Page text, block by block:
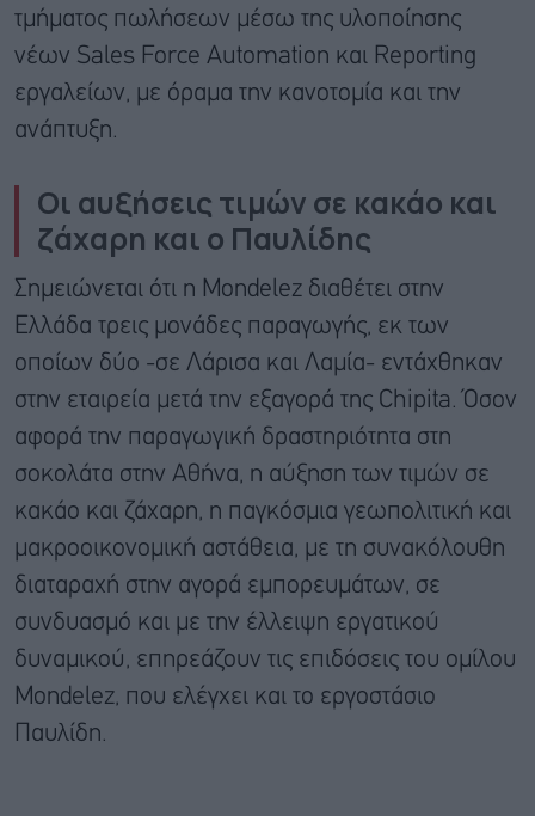
τμήματος πωλήσεων μέσω της υλοποίησης
νέων Sales Force Automation και Reporting
εργαλείων, με όραμα την κανοτομία και την
ανάπτυξη.
Οι αυξήσεις τιμών σε κακάο και
ζάχαρη και ο Παυλίδης
Σημειώνεται ότι η Mondelez διαθέτει στην
Ελλάδα τρεις μονάδες παραγωγής, εκ των
οποίων δύο -σε Λάρισα και Λαμία- εντάχθηκαν
στην εταιρεία μετά την εξαγορά της Chipita. Όσον
αφορά την παραγωγική δραστηριότητα στη
σοκολάτα στην Αθήνα, η αύξηση των τιμών σε
κακάο και ζάχαρη, η παγκόσμια γεωπολιτική και
μακροοικονομική αστάθεια, με τη συνακόλουθη
διαταραχή στην αγορά εμπορευμάτων, σε
συνδυασμό και με την έλλειψη εργατικού
δυναμικού, επηρεάζουν τις επιδόσεις του ομίλου
Mondelez, που ελέγχει και το εργοστάσιο
Παυλίδη.